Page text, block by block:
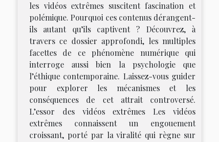
les vidéos extrêmes suscitent fascination et
polémique. Pourquoi ces contenus dérangent-
ils autant qu’ils captivent ? Découvrez, à
travers ce dossier approfondi, les multiples
facettes de ce phénomène numérique qui
interroge aussi bien la psychologie que
l’éthique contemporaine. Laissez-vous guider
pour explorer les mécanismes et les
conséquences de cet attrait controversé.
L’essor des vidéos extrêmes Les vidéos
extrêmes connaissent un engouement
croissant, porté par la viralité qui règne sur